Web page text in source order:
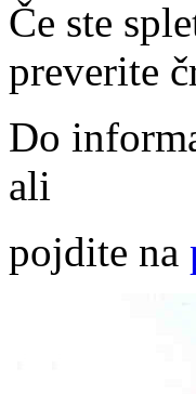
Če ste
preverite
Do
ali
pojdite na